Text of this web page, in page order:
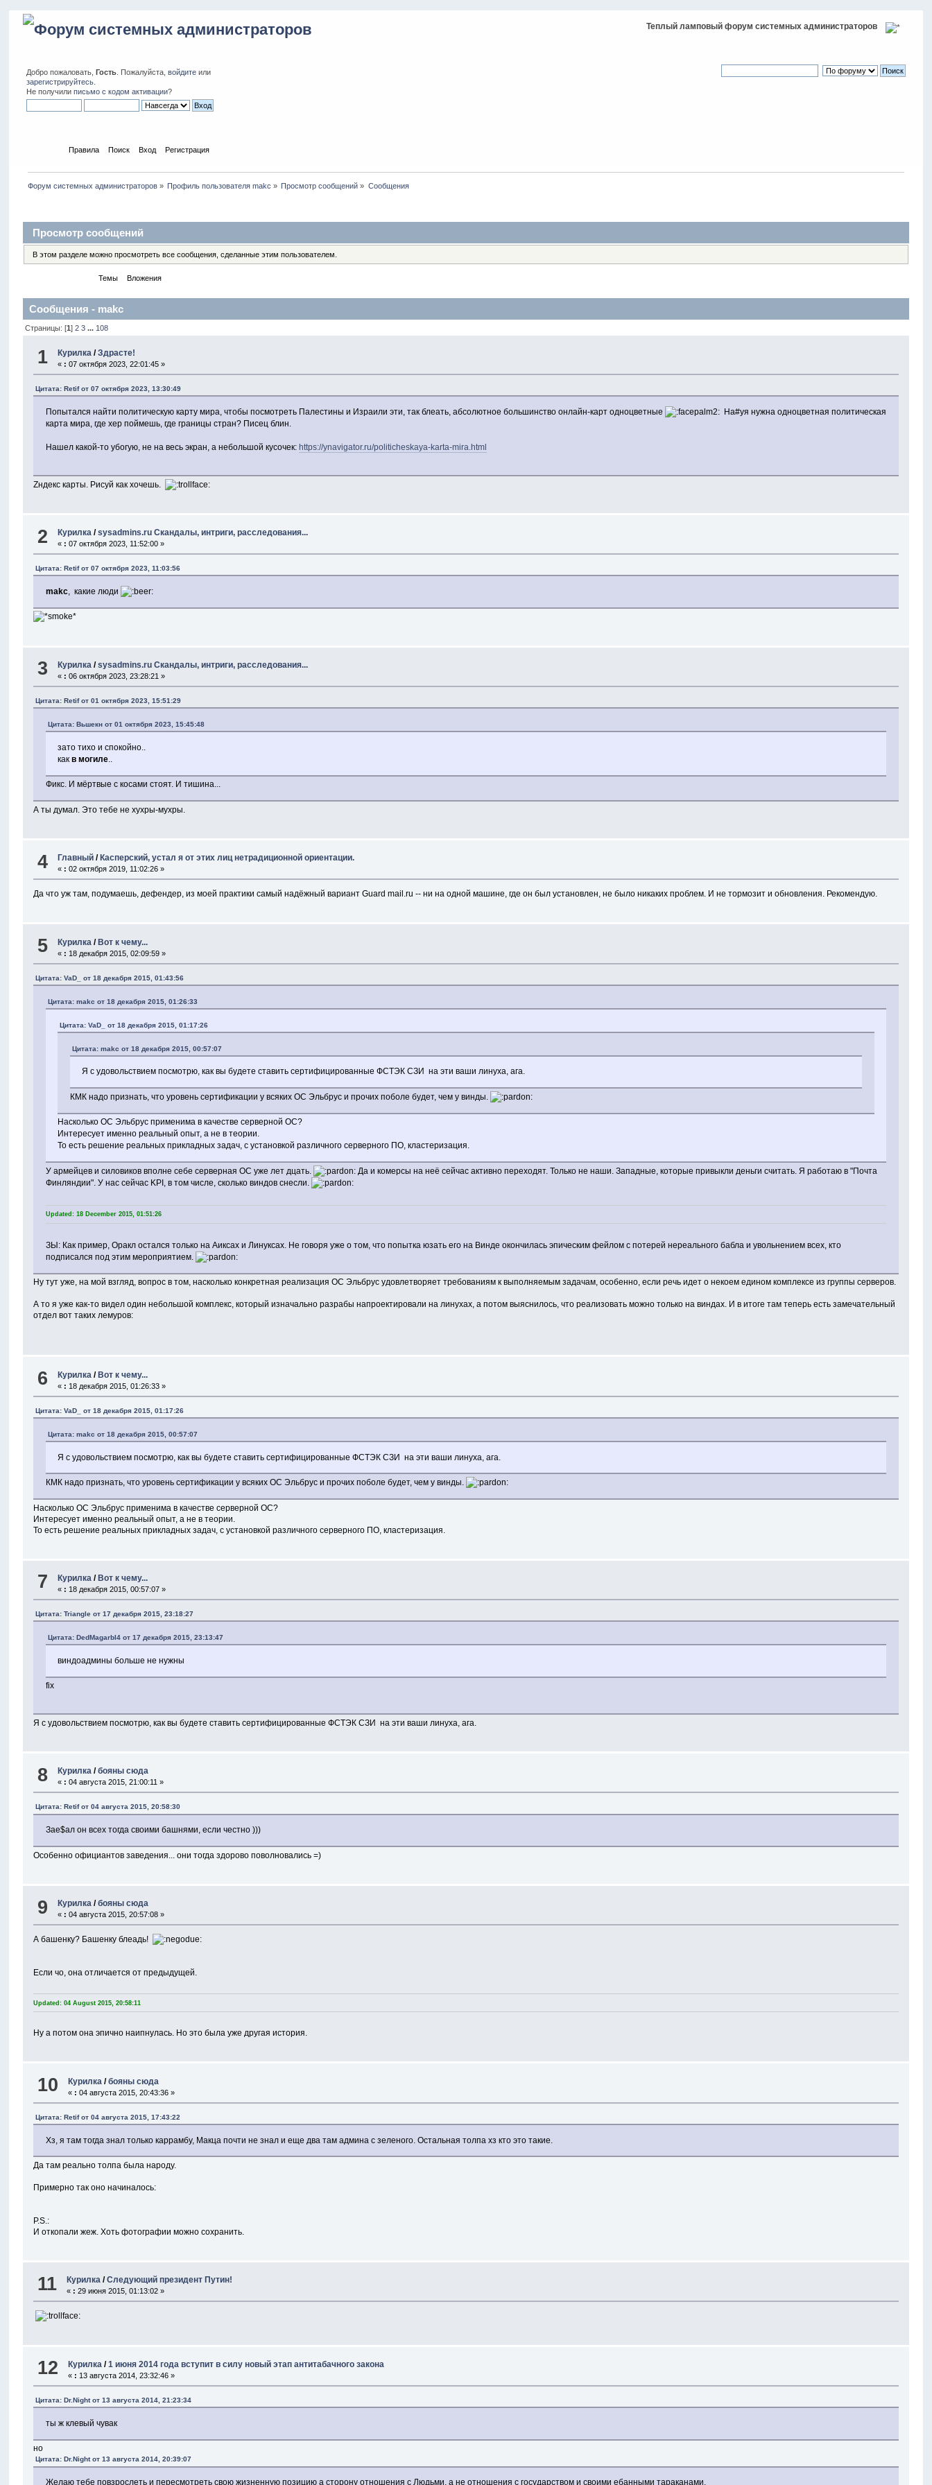
Теплый ламповый форум системных администраторов
Добро пожаловать,Гость . Пожалуйста,войдите или
зарегистрируйтесь
Не получилиписьмо с кодом активации?
Правила Поиск Вход Регистрация
Форум системных администраторов» Профиль пользователя makc » Просмотр сообщений » Сообщения
Просмотр сообщений
В этом разделе можно просмотреть все сообщения, сделанные этим пользователем.
Темы Вложения
Сообщения - makc
Страницы: [1] 2 3 ... 108
1 Курилка/Здрасте!
« : 07 октября 2023, 22:01:45 »
Цитата: Retif от 07 октября 2023, 13:30:49
Попытался найти политическую карту мира, чтобы посмотреть Палестины и Израили эти, так блеать, абсолютное большинство онлайн-карт одноцветные
На#уя нужна одноцветная политическая
карта мира, где хер поймешь, где границы стран? Писец блин.
Нашел какой-то убогую, не на весь экран, а небольшой кусочек: https://ynavigator.ru/politicheskaya-karta-mira.html
Zндекс карты. Рисуй как хочешь.
2 Курилка/sysadmins.ru Скандалы, интриги, расследования...
« : 07 октября 2023, 11:52:00 »
Цитата: Retif от 07 октября 2023, 11:03:56
makc, какие люди
3 Курилка/sysadmins.ru Скандалы, интриги, расследования...
« : 06 октября 2023, 23:28:21 »
Цитата: Retif от 01 октября 2023, 15:51:29
Цитата: Вьшекн от 01 октября 2023, 15:45:48
зато тихо и спокойно..
какв могиле..
Фикс. И мёртвые с косами стоят. И тишина...
А ты думал. Это тебе не хухры-мухры.
4 Главный/ Касперский, устал я от этих лиц нетрадиционной ориентации.
« : 02 октября 2019, 11:02:26 »
Да что уж там, подумаешь, дефендер, из моей практики самый надёжный вариант Guard mail.ru -- ни на одной машине, где он был установлен, не было никаких проблем. И не тормозит и обновления. Рекомендую.
5 Курилка /Вот к чему...
« : 18 декабря 2015, 02:09:59 »
Цитата: VaD_ от 18 декабря 2015, 01:43:56
Цитата: makc от 18 декабря 2015, 01:26:33
Цитата: VaD_ от 18 декабря 2015, 01:17:26
Цитата: makc от 18 декабря 2015, 00:57:07
Я с удовольствием посмотрю, как вы будете ставить сертифицированные ФСТЭК СЗИ на эти ваши линуха, ага.
КМК надо признать, что уровень сертификации у всяких ОС Эльбрус и прочих поболе будет, чем у винды.
Насколько ОС Эльбрус применима в качестве серверной ОС?
Интересует именно реальный опыт, а не в теории.
То есть решение реальных прикладных задач, с установкой различного серверного ПО, кластеризация.
У армейцев и силовиков вполне себе серверная ОС уже лет дцать.
Да и комерсы на неё сейчас активно переходят. Только не наши. Западные, которые привыкли деньги считать. Я работаю в "Почта
Финляндии". У нас сейчас KPI, в том числе, сколько виндов снесли.
Updated: 18 December 2015, 01:51:26
ЗЫ: Как пример, Оракл остался только на Аиксах и Линуксах. Не говоря уже о том, что попытка юзать его на Винде окончилась эпическим фейлом с потерей нереального бабла и увольнением всех, кто
подписался под этим мероприятием.
Ну тут уже, на мой взгляд, вопрос в том, насколько конкретная реализация ОС Эльбрус удовлетворяет требованиям к выполняемым задачам, особенно, если речь идет о некоем едином комплексе из группы серверов.
А то я уже как-то видел один небольшой комплекс, который изначально разрабы напроектировали на линухах, а потом выяснилось, что реализовать можно только на виндах. И в итоге там теперь есть замечательный
отдел вот таких лемуров:
6 Курилка /Вот к чему...
« : 18 декабря 2015, 01:26:33 »
Цитата: VaD_ от 18 декабря 2015, 01:17:26
Цитата: makc от 18 декабря 2015, 00:57:07
Я с удовольствием посмотрю, как вы будете ставить сертифицированные ФСТЭК СЗИ на эти ваши линуха, ага.
КМК надо признать, что уровень сертификации у всяких ОС Эльбрус и прочих поболе будет, чем у винды.
Насколько ОС Эльбрус применима в качестве серверной ОС?
Интересует именно реальный опыт, а не в теории.
То есть решение реальных прикладных задач, с установкой различного серверного ПО, кластеризация.
7 Курилка/ Вот к чему...
« : 18 декабря 2015, 00:57:07 »
Цитата: Triangle от 17 декабря 2015, 23:18:27
Цитата: DedMagarbI4 от 17 декабря 2015, 23:13:47
виндоадмины больше не нужны
fix
Я с удовольствием посмотрю, как вы будете ставить сертифицированные ФСТЭК СЗИ на эти ваши линуха, ага.
8 Курилка/бояны сюда
« : 04 августа 2015, 21:00:11 »
Цитата: Retif от 04 августа 2015, 20:58:30
Зае$ал он всех тогда своими башнями, если честно )))
Особенно официантов заведения... они тогда здорово поволновались =)
9 Курилка/бояны сюда
« : 04 августа 2015, 20:57:08 »
А башенку? Башенку блеадь!
Если чо, она отличается от предыдущей.
Updated: 04 August 2015, 20:58:11
Ну а потом она эпично наипнулась. Но это была уже другая история.
10 Курилка /бояны сюда
« : 04 августа 2015, 20:43:36 »
Цитата: Retif от 04 августа 2015, 17:43:22
Хз, я там тогда знал только каррамбу, Макца почти не знал и еще два там админа с зеленого. Остальная толпа хз кто это такие.
Да там реально толпа была народу.
Примерно так оно начиналось:
P.S.:
И откопали жеж. Хоть фотографии можно сохранить.
11 Курилка/Следующий президент Путин!
« : 29 июня 2015, 01:13:02 »
12 Курилка/1 июня 2014 года вступит в силу новый этап антитабачного закона
« : 13 августа 2014, 23:32:46 »
Цитата: Dr.Night от 13 августа 2014, 21:23:34
ты ж клевый чувак
но
Цитата: Dr.Night от 13 августа 2014, 20:39:07
Желаю тебе повзрослеть и пересмотреть свою жизненную позицию а сторону отношения с Людьми, а не отношения с государством и своими ебанными тараканами.